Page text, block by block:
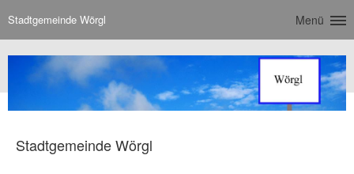
Stadtgemeinde Wörgl Menü
Stadtgemeinde Wörgl